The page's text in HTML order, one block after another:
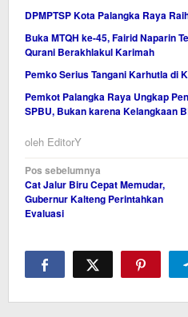
DPMPTSP Kota Palangka Raya
Buka MTQH ke-45, Fairid Naparin
Qurani Berakhlakul Karimah
Pemko Serius Tangani Karhutla di
Pemkot Palangka Raya Ungkap
SPBU, Bukan karena Kelangkaan
oleh EditorY
Navigasi
pos
Pos sebelumnya
Cat Jalur Biru Cepat Memudar,
Gubernur Kalteng Perintahkan
Evaluasi